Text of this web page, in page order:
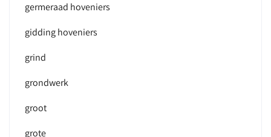
germeraad hoveniers
gidding hoveniers
grind
grondwerk
groot
grote